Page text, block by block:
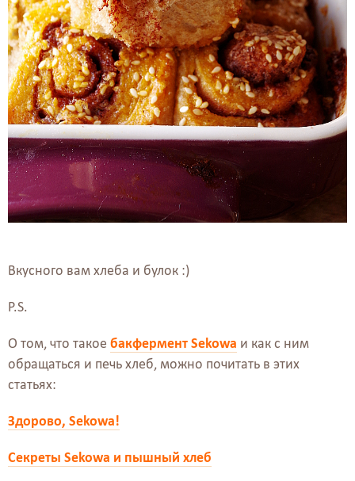
Вкусного вам хлеба и булок :)
P.S.
О том, что такое бакфермент Sekowa и как с ним
обращаться и печь хлеб, можно почитать в этих
статьях:
Здорово, Sekowa!
Секреты Sekowa и пышный хлеб